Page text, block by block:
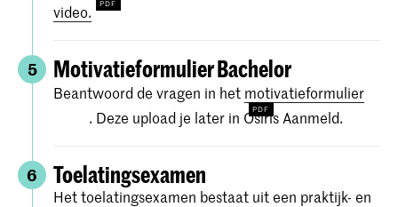
video.
5 Motivatieformulier Bachelor
Beantwoord de vragen in het motivatieformulier
. Deze upload je later in Osiris Aanmeld.
6 Toelatingsexamen
Het toelatingsexamen bestaat uit een praktijk- en